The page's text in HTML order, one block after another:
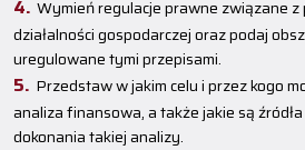
Wymień regulacje prawne związane
działalności gospodarczej oraz podaj
uregulowane tymi przepisami.
Przedstaw w jakim celu i przez kogo
analiza finansowa, a także jakie są
dokonania takiej analizy.